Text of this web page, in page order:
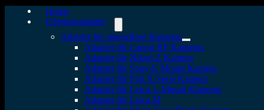
Home
Objektivadapter
Adapter für spiegellose Kameras
Adapter für Canon RF Kameras
Adapter für Nikon Z Kamera
Adapter für Sony-E Mount Kamera
Adapter für Fuji X-Serie Kamera
Adapter für Leica L-Mount Kameras
Adapter für Leica M